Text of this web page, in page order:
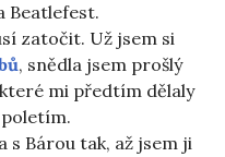
Beatlefest.
zatočit. Už jsem si
, snědla jsem prošlý
mi předtím dělaly
s Bárou tak, až jsem ji